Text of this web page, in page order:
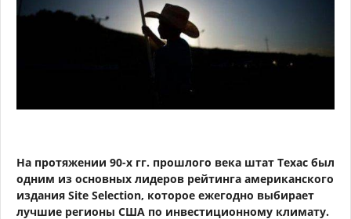
На протяжении 90-х гг. прошлого века штат Техас был
одним из основных лидеров рейтинга американского
издания Site Selection, которое ежегодно выбирает
лучшие регионы США по инвестиционному климату.